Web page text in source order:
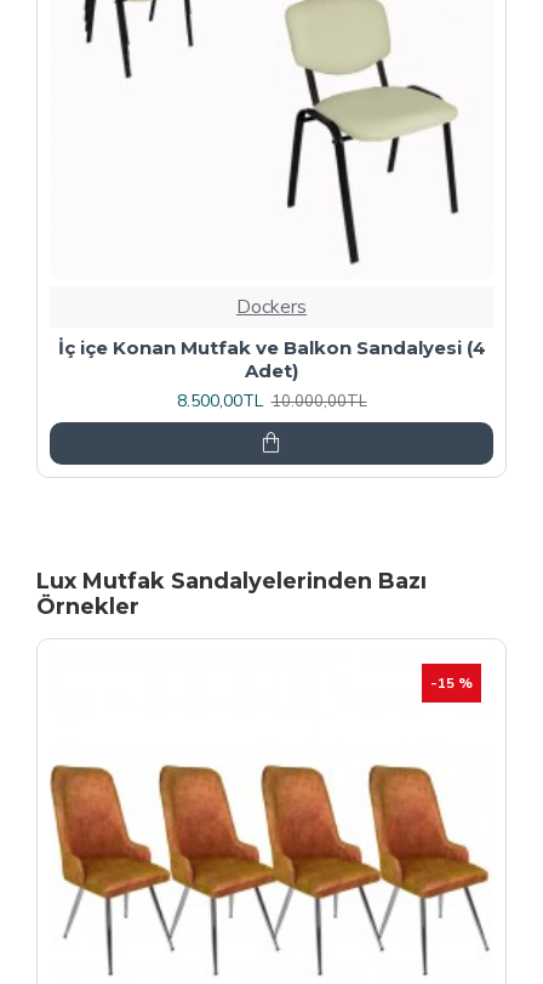
Dockers
Kapitoneli Sandalye (Deri) (4 Adet) - Yeşil
9.600,00TL 12.000,00TL
Lux Mutfak Sandalyelerinden Bazı
Örnekler
YENI
İHRAÇ FAZLASI
-20 %